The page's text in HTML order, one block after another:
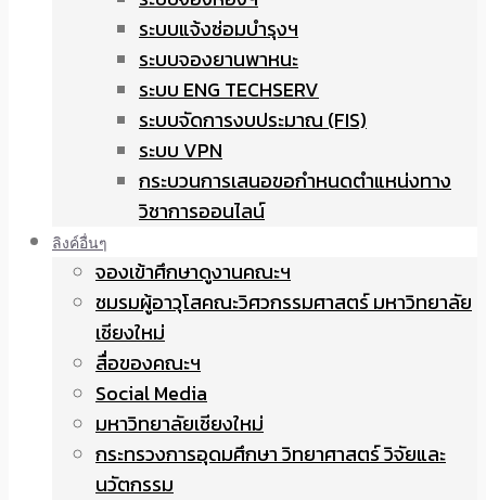
ระบบแจ้งซ่อมบำรุงฯ
ระบบจองยานพาหนะ
ระบบ ENG TECHSERV
ระบบจัดการงบประมาณ (FIS)
ระบบ VPN
กระบวนการเสนอขอกำหนดตำแหน่งทาง
วิชาการออนไลน์
ลิงค์อื่นๆ
จองเข้าศึกษาดูงานคณะฯ
ชมรมผู้อาวุโสคณะวิศวกรรมศาสตร์ มหาวิทยาลัย
เชียงใหม่
สื่อของคณะฯ
Social Media
มหาวิทยาลัยเชียงใหม่
กระทรวงการอุดมศึกษา วิทยาศาสตร์ วิจัยและ
นวัตกรรม